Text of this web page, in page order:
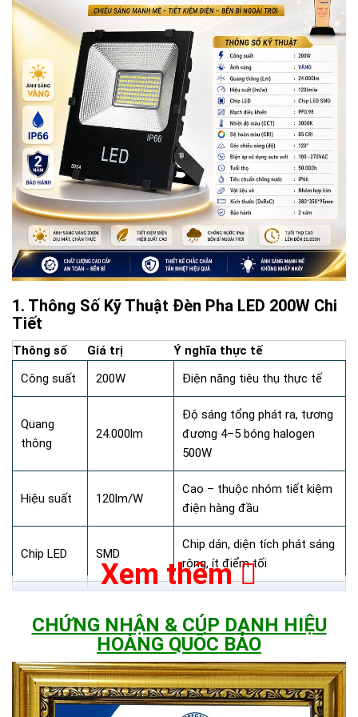
Thông Số Kỹ Thuật Đèn Pha LED 200W Chi
Tiết
Thông số Giá trị
Ý nghĩa thực tế
Công suất
200W Điện năng tiêu thụ thực tế
Quang
thông
24.000lm
Độ sáng tổng phát ra, tương
đương 4–5 bóng halogen
500W
Hiệu suất 120lm/W
Cao – thuộc nhóm tiết kiệm
điện hàng đầu
Chip LED SMD
Chip dán, diện tích phát sáng
rộng, ít điểm tối
màu
sương mù tốt
màu
CRI 85
Thể hiện màu sắc trung thực
85/100
Góc chiếu
Chiếu diện rộng, phù hợp mặt
Xem thêm
CHỨNG NHẬN & CÚP DANH HIỆU
HOÀNG QUỐC BẢO